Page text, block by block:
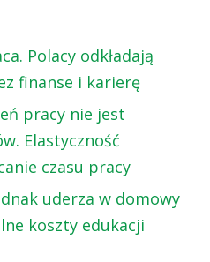
Polacy odkładają
finanse i karierę
pracy nie jest
Elastyczność
czasu pracy
uderza w domowy
koszty edukacji